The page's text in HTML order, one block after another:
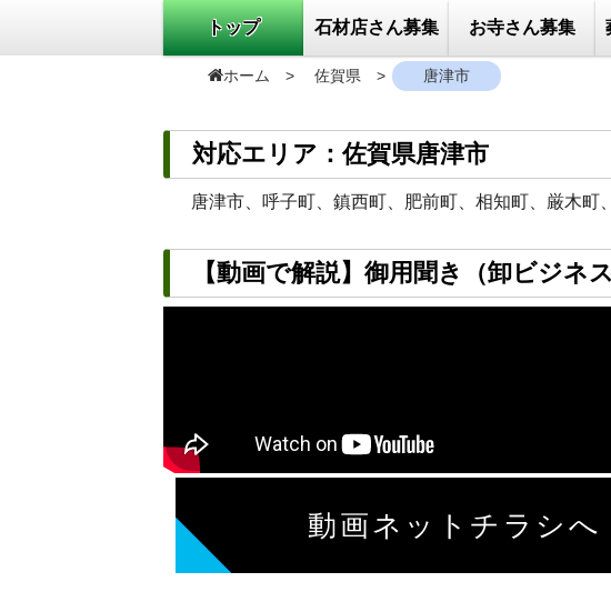
トップ 石材店さん募集 お寺さん募集
ホーム 佐賀県 唐津市
対応エリア：佐賀県唐津市
唐津市、呼子町、鎮西町、肥前町、相知町、厳木町
【動画で解説】御用聞き（卸ビジネ
動画ネットチラシへ